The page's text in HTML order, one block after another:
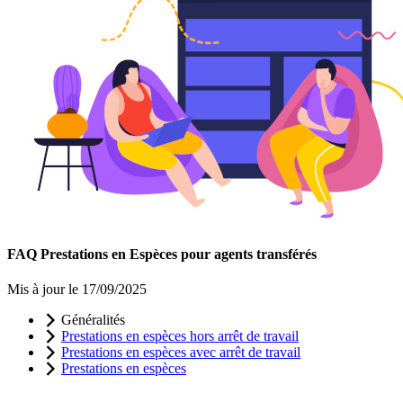
FAQ Prestations en Espèces pour agents transférés
Mis à jour le 17/09/2025
Généralités
Prestations en espèces hors arrêt de travail
Prestations en espèces avec arrêt de travail
Prestations en espèces